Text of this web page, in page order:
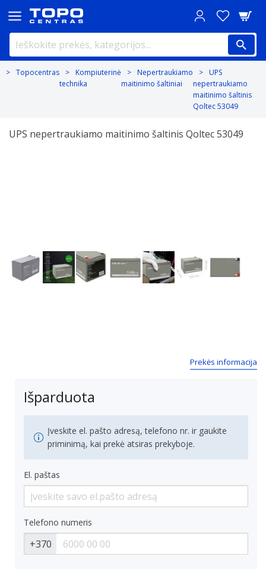
Topocentras
Kompiuterinė
technika
Nepertraukiamo
maitinimo šaltiniai
UPS
nepertraukiamo
maitinimo šaltinis
Qoltec 53049
UPS nepertraukiamo maitinimo šaltinis Qoltec 53049
Prekės informacija
Išparduota
Įveskite el. pašto adresą, telefono nr. ir gaukite
priminimą, kai prekė atsiras prekyboje.
El. paštas
Telefono numeris
+370